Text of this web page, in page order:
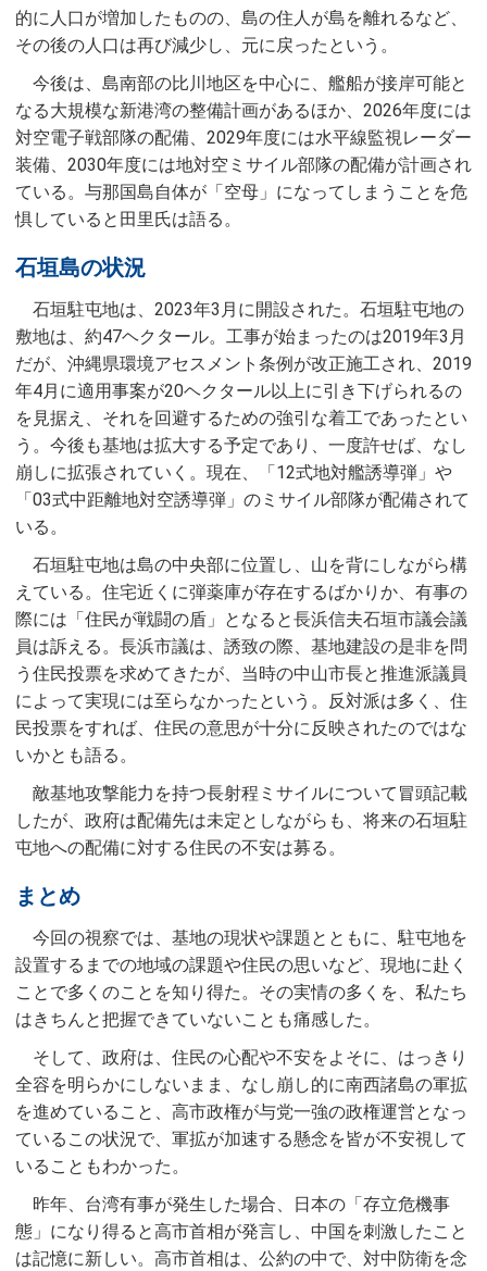
的に人口が増加したものの、島の住人が島を離れるなど、
その後の人口は再び減少し、元に戻ったという。
今後は、島南部の比川地区を中心に、艦船が接岸可能と
なる大規模な新港湾の整備計画があるほか、2026年度には
対空電子戦部隊の配備、2029年度には水平線監視レーダー
装備、2030年度には地対空ミサイル部隊の配備が計画され
ている。与那国島自体が「空母」になってしまうことを危
惧していると田里氏は語る。
石垣島の状況
石垣駐屯地は、2023年3月に開設された。石垣駐屯地の
敷地は、約47ヘクタール。工事が始まったのは2019年3月
だが、沖縄県環境アセスメント条例が改正施工され、2019
年4月に適用事案が20ヘクタール以上に引き下げられるの
を見据え、それを回避するための強引な着工であったとい
う。今後も基地は拡大する予定であり、一度許せば、なし
崩しに拡張されていく。現在、「12式地対艦誘導弾」や
「03式中距離地対空誘導弾」のミサイル部隊が配備されて
いる。
石垣駐屯地は島の中央部に位置し、山を背にしながら構
えている。住宅近くに弾薬庫が存在するばかりか、有事の
際には「住民が戦闘の盾」となると長浜信夫石垣市議会議
員は訴える。長浜市議は、誘致の際、基地建設の是非を問
う住民投票を求めてきたが、当時の中山市長と推進派議員
によって実現には至らなかったという。反対派は多く、住
民投票をすれば、住民の意思が十分に反映されたのではな
いかとも語る。
敵基地攻撃能力を持つ長射程ミサイルについて冒頭記載
したが、政府は配備先は未定としながらも、将来の石垣駐
屯地への配備に対する住民の不安は募る。
まとめ
今回の視察では、基地の現状や課題とともに、駐屯地を
設置するまでの地域の課題や住民の思いなど、現地に赴く
ことで多くのことを知り得た。その実情の多くを、私たち
はきちんと把握できていないことも痛感した。
そして、政府は、住民の心配や不安をよそに、はっきり
全容を明らかにしないまま、なし崩し的に南西諸島の軍拡
を進めていること、高市政権が与党一強の政権運営となっ
ているこの状況で、軍拡が加速する懸念を皆が不安視して
いることもわかった。
昨年、台湾有事が発生した場合、日本の「存立危機事
態」になり得ると高市首相が発言し、中国を刺激したこと
は記憶に新しい。高市首相は、公約の中で、対中防衛を念